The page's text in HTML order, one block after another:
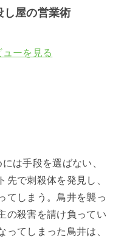
し屋の営業術
ーを見る
は手段を選ばない、
先で刺殺体を発見し、
てしまう。鳥井を襲っ
の殺害を請け負ってい
ってしまった鳥井は、